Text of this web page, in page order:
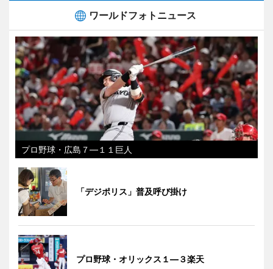
ワールドフォトニュース
プロ野球・広島７―１１巨人
「デジポリス」普及呼び掛け
プロ野球・オリックス１―３楽天